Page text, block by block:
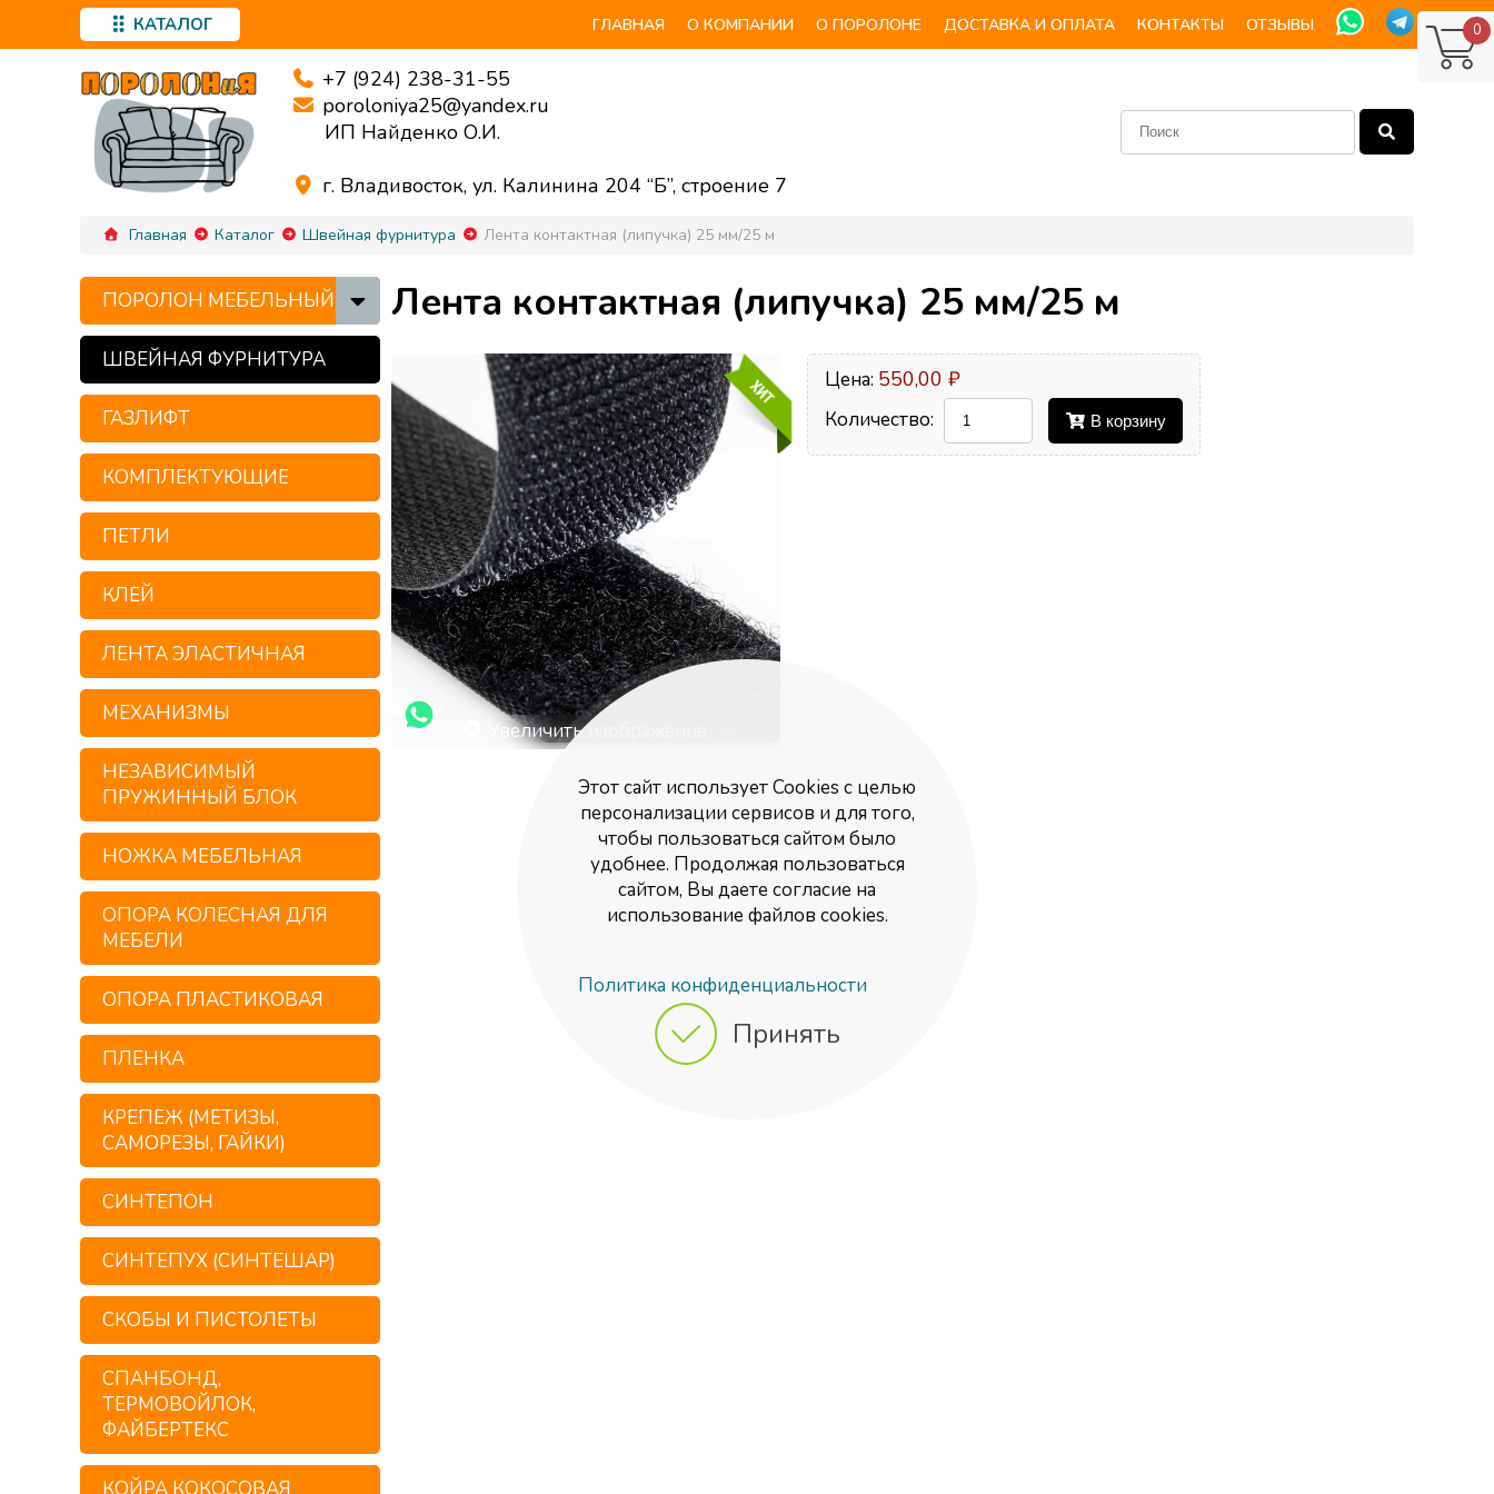
Принять
Этот сайт использует Cookies с целью
персонализации сервисов и для того,
чтобы пользоваться сайтом было
удобнее. Продолжая пользоваться
сайтом, Вы даете согласие на
использование файлов cookies.
Политика конфиденциальности
КАТАЛОГ ГЛАВНАЯ О КОМПАНИИ О ПОРОЛОНЕ ДОСТАВКА И ОПЛАТА КОНТАКТЫ ОТЗЫВЫ
+7 (924) 238-31-55
poroloniya25@yandex.ru
ИП Найденко О.И.
г. Владивосток, ул. Калинина 204 “Б”, строение 7
0
Главная Каталог Швейная фурнитура Лента контактная (липучка) 25 мм/25 м
ПОРОЛОН МЕБЕЛЬНЫЙ
ШВЕЙНАЯ ФУРНИТУРА
ГАЗЛИФТ
КОМПЛЕКТУЮЩИЕ
ПЕТЛИ
КЛЕЙ
ЛЕНТА ЭЛАСТИЧНАЯ
МЕХАНИЗМЫ
НЕЗАВИСИМЫЙ
ПРУЖИННЫЙ БЛОК
НОЖКА МЕБЕЛЬНАЯ
ОПОРА КОЛЕСНАЯ ДЛЯ
МЕБЕЛИ
ОПОРА ПЛАСТИКОВАЯ
ПЛЕНКА
КРЕПЕЖ (МЕТИЗЫ,
САМОРЕЗЫ, ГАЙКИ)
СИНТЕПОН
СИНТЕПУХ (СИНТЕШАР)
СКОБЫ И ПИСТОЛЕТЫ
СПАНБОНД,
ТЕРМОВОЙЛОК,
ФАЙБЕРТЕКС
Лента контактная (липучка) 25 мм/25 м
Увеличить изображение
Цена: 550,00 ₽
Количество: В корзину